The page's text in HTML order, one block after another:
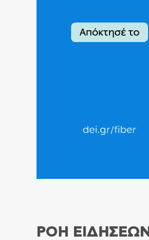
ΡΟΗ ΕΙΔΗΣΕΩΝ